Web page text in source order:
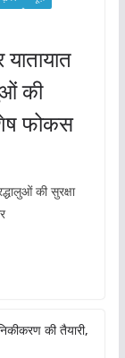
यातायात
की
फोकस
की सुरक्षा
की तैयारी,